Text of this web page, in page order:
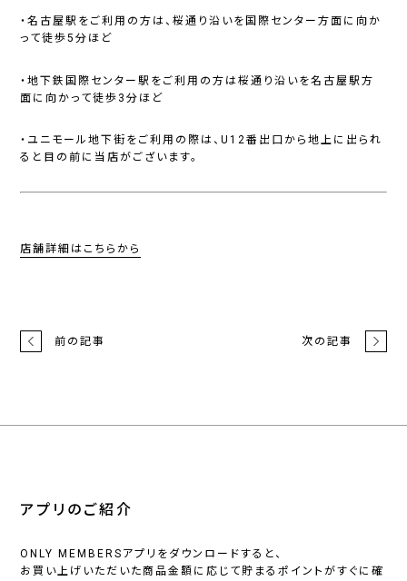
・名古屋駅をご利用の方は、桜通り沿いを国際センター方面に向か
って徒歩5分ほど
・地下鉄国際センター駅をご利用の方は桜通り沿いを名古屋駅方
面に向かって徒歩3分ほど
・ユニモール地下街をご利用の際は、U12番出口から地上に出られ
ると目の前に当店がございます。
店舗詳細はこちらから
前の記事 次の記事
アプリのご紹介
ONLY MEMBERSアプリをダウンロードすると、
お買い上げいただいた商品金額に応じて貯まるポイントがすぐに確